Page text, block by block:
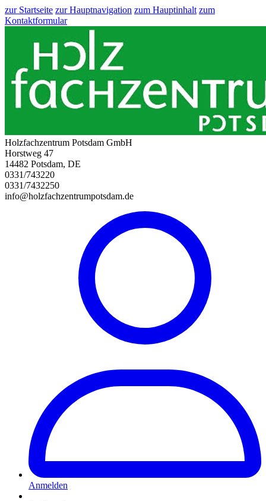
zur Startseite zur Hauptnavigation zum Hauptinhalt zum
Kontaktformular
Holzfachzentrum Potsdam GmbH
Horstweg 47
14482 Potsdam, DE
0331/743220
0331/7432250
info@holzfachzentrumpotsdam.de
Anmelden